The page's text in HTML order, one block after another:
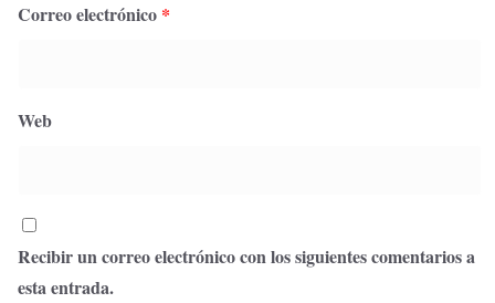
Correo electrónico *
Web
Recibir un correo electrónico con los siguientes comentarios a
esta entrada.